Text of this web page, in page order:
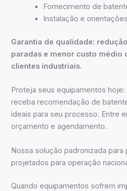
Fornecimento de
Instalação e
Garantia de qualidade:
paradas e menor custo médio
clientes industriais.
Proteja seus equipamentos
receba recomendação de
ideais para seu processo. Entre
orçamento e agendamento.
Nossa solução padronizada
projetados para operação
Quando equipamentos sofrem